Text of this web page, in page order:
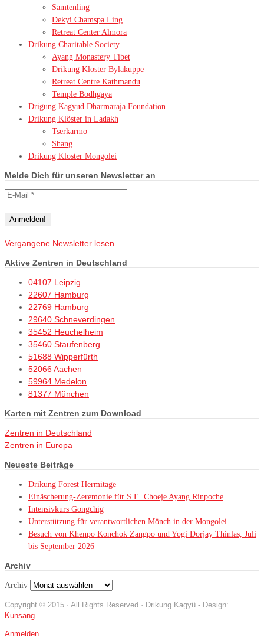
Samtenling
Dekyi Chamspa Ling
Retreat Center Almora
Drikung Charitable Society
Ayang Monastery Tibet
Drikung Kloster Bylakuppe
Retreat Centre Kathmandu
Temple Bodhgaya
Drigung Kagyud Dharmaraja Foundation
Drikung Klöster in Ladakh
Tserkarmo
Shang
Drikung Kloster Mongolei
Melde Dich für unseren Newsletter an
Vergangene Newsletter lesen
Aktive Zentren in Deutschland
04107 Leipzig
22607 Hamburg
22769 Hamburg
29640 Schneverdingen
35452 Heuchelheim
35460 Staufenberg
51688 Wipperfürth
52066 Aachen
59964 Medelon
81377 München
Karten mit Zentren zum Download
Zentren in Deutschland
Zentren in Europa
Neueste Beiträge
Drikung Forest Hermitage
Einäscherung-Zeremonie für S.E. Choeje Ayang Rinpoche
Intensivkurs Gongchig
Unterstützung für verantwortlichen Mönch in der Mongolei
Besuch von Khenpo Konchok Zangpo und Yogi Dorjay Thinlas, Juli
bis September 2026
Archiv
Archiv
Copyright © 2015 · All Rights Reserved · Drikung Kagyü - Design:
Kunsang
Anmelden